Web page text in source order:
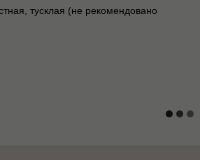
тусклая (не рекомендовано